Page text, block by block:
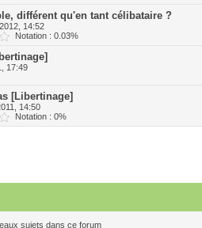
différent qu'en tant célibataire ?
14:52
Notation : 0.03%
17:49
[Libertinage]
14:50
Notation : 0%
sujets dans ce forum